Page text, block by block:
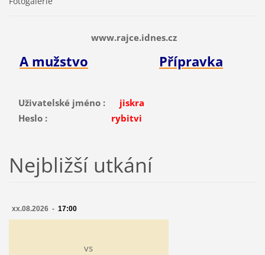
www.rajce.idnes.cz
A mužstvo Přípravka
Uživatelské jméno : jiskra
Heslo : rybitvi
Nejbližší utkání
xx.08.2026 - 17:00
vs